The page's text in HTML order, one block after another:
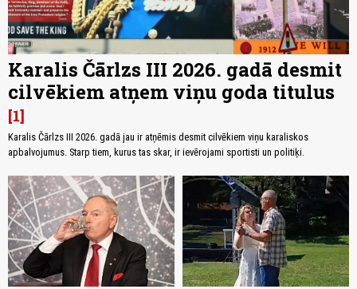
Karalis Čārlzs III 2026. gadā desmit
cilvēkiem atņem viņu goda titulus
1
Karalis Čārlzs III 2026. gadā jau ir atņēmis desmit cilvēkiem viņu karaliskos
apbalvojumus. Starp tiem, kurus tas skar, ir ievērojami sportisti un politiķi.